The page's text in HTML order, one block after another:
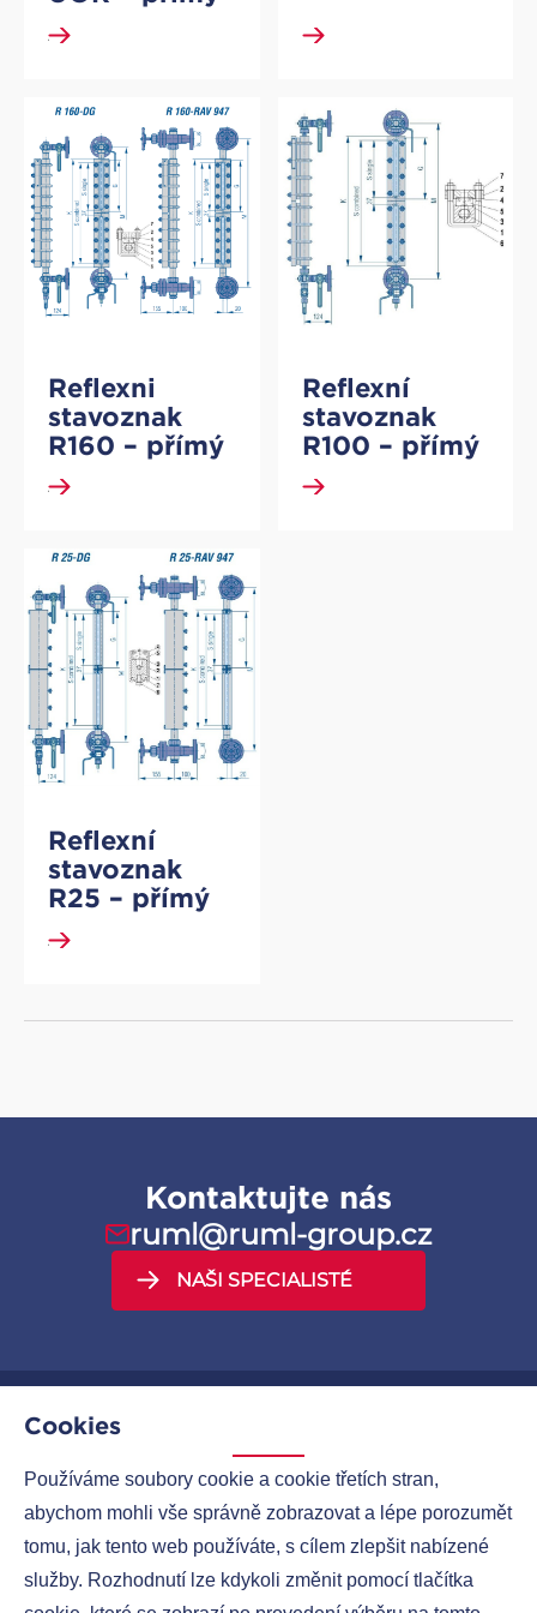
Cookies
Používáme soubory cookie a cookie třetích stran,
abychom mohli vše správně zobrazovat a lépe porozumět
tomu, jak tento web používáte, s cílem zlepšit nabízené
služby. Rozhodnutí lze kdykoli změnit pomocí tlačítka
Ventilové stanice TVS a konektory
Reflexni
stavoznak
R160 – přímý
Reflexní
stavoznak
R100 – přímý
Reflexní
stavoznak
R25 – přímý
Kontaktujte nás
ruml@ruml-group.cz
NAŠI SPECIALISTÉ
MENU
SPOLEČNOSTI
KONTAKTY